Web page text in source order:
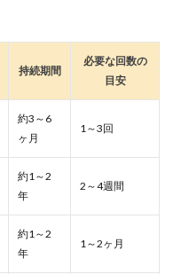
持続期間
必要な回数の
目安
約3～6
ヶ月
1～3回
約1～2
年
2～4週間
約1～2
年
1～2ヶ月